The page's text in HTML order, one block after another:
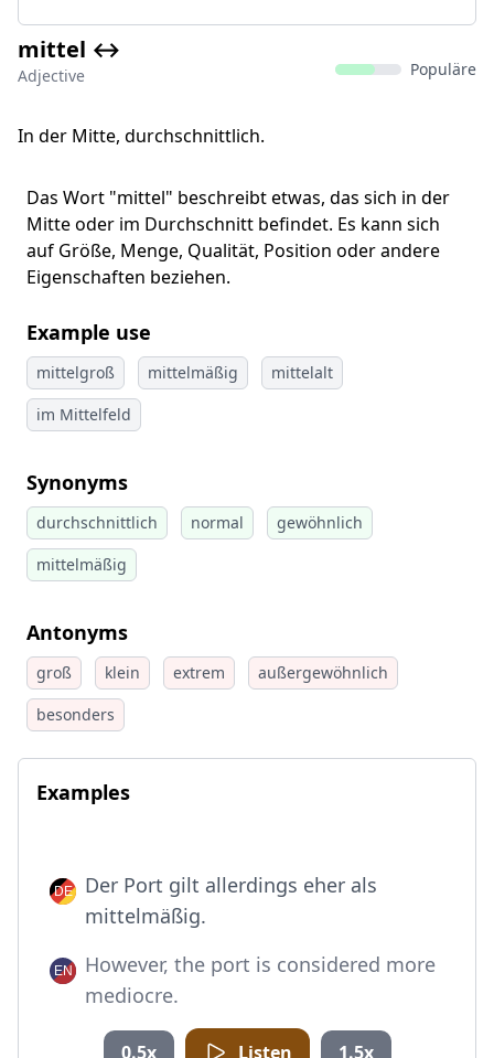
mittel ↔️
Adjective Populäre
In der Mitte, durchschnittlich.
Das Wort "mittel" beschreibt etwas, das sich in der
Mitte oder im Durchschnitt befindet. Es kann sich
auf Größe, Menge, Qualität, Position oder andere
Eigenschaften beziehen.
Example use
mittelgroß mittelmäßig
mittelalt
im Mittelfeld
Synonyms
durchschnittlich normal
gewöhnlich
mittelmäßig
Antonyms
groß klein extrem
außergewöhnlich
besonders
Examples
Der Port gilt allerdings eher als
mittelmäßig.
However, the port is considered more
mediocre.
0.5x Listen 1.5x